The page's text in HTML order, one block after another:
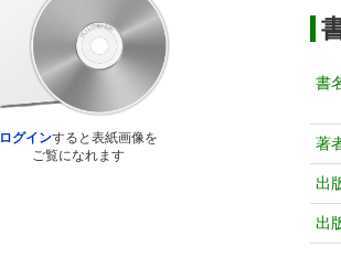
ログインすると表紙画像を
ご覧になれます
書
著
出
出